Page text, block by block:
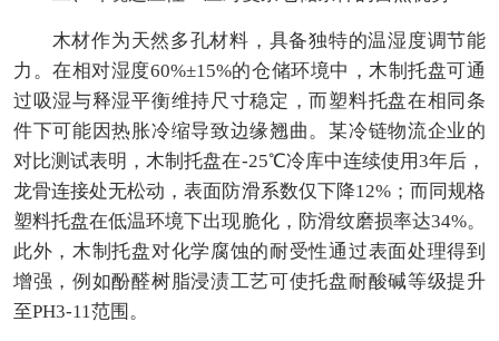
木材作为天然多孔材料，具备独特的温湿度调节能
力。在相对湿度60%±15%的仓储环境中，木制托盘可通
过吸湿与释湿平衡维持尺寸稳定，而塑料托盘在相同条
件下可能因热胀冷缩导致边缘翘曲。某冷链物流企业的
对比测试表明，木制托盘在-25℃冷库中连续使用3年后，
龙骨连接处无松动，表面防滑系数仅下降12%；而同规格
塑料托盘在低温环境下出现脆化，防滑纹磨损率达34%。
此外，木制托盘对化学腐蚀的耐受性通过表面处理得到
增强，例如酚醛树脂浸渍工艺可使托盘耐酸碱等级提升
至PH3-11范围。